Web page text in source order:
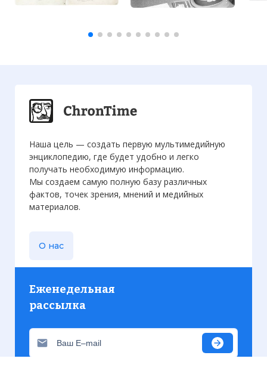
Наша цель — создать первую мультимедийную
энциклопедию, где будет удобно и легко
получать необходимую информацию.
Мы создаем самую полную базу различных
фактов, точек зрения, мнений и медийных
материалов.
О нас
Еженедельная
рассылка